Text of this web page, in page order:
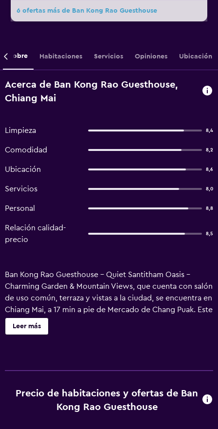
6 ofertas más de Ban Kong Rao Guesthouse
Sobre Habitaciones Servicios Opiniones Ubicación
Acerca de Ban Kong Rao Guesthouse,
Chiang Mai
Limpieza 8,4
Comodidad 8,2
Ubicación 8,6
Servicios 8,0
Personal 8,8
Relación calidad-
precio
8,5
Ban Kong Rao Guesthouse - Quiet Santitham Oasis -
Charming Garden & Mountain Views, que cuenta con salón
de uso común, terraza y vistas a la ciudad, se encuentra en
Chiang Mai, a 17 min a pie de Mercado de Chang Puak. Este
hostal o pensión de 2 estrellas ofrece jardín y habitaciones
con aire acondicionado, wifi gratis y baño privado.
pensión ofrece desayuno continental o asiático.
Monumento a los Tres Reyes está a 2,4 km del alojamiento,
Leer más
Precio de habitaciones y ofertas de Ban
Kong Rao Guesthouse